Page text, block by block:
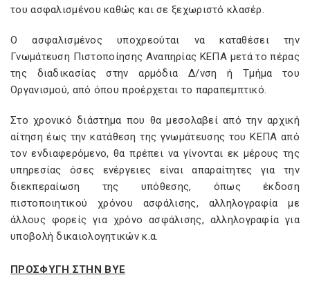
του ασφαλισμένου καθώς και σε ξεχωριστό κλασέρ.
Ο ασφαλισμένος υποχρεούται να καταθέσει την
Γνωμάτευση Πιστοποίησης Αναπηρίας ΚΕΠΑ μετά το πέρας
της διαδικασίας στην αρμόδια Δ/νση ή Τμήμα του
Οργανισμού, από όπου προέρχεται το παραπεμπτικό.
Στο χρονικό διάστημα που θα μεσολαβεί από την αρχική
αίτηση έως την κατάθεση της γνωμάτευσης του ΚΕΠΑ από
τον ενδιαφερόμενο, θα πρέπει να γίνονται εκ μέρους της
υπηρεσίας όσες ενέργειες είναι απαραίτητες για την
διεκπεραίωση της υπόθεσης, όπως έκδοση
πιστοποιητικού χρόνου ασφάλισης, αλληλογραφία με
άλλους φορείς για χρόνο ασφάλισης, αλληλογραφία για
υποβολή δικαιολογητικών κ.α.
ΠΡΟΣΦΥΓΗ ΣΤΗΝ ΒΥΕ